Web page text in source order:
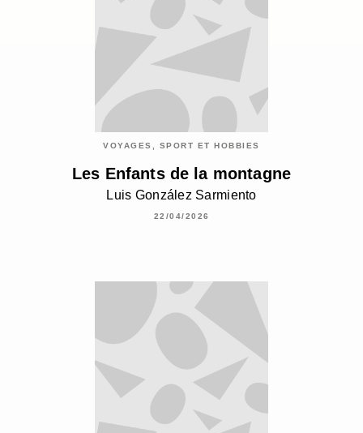
VOYAGES, SPORT ET HOBBIES
Les Enfants de la montagne
Luis González Sarmiento
22/04/2026